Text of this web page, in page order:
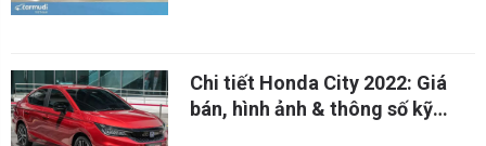
Chi tiết Honda City 2022: Giá
bán, hình ảnh & thông số kỹ